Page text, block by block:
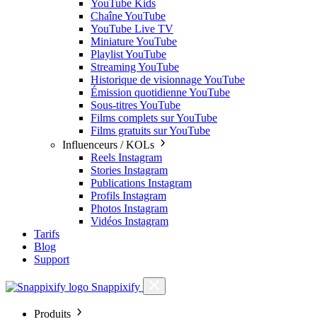
YouTube Kids
Chaîne YouTube
YouTube Live TV
Miniature YouTube
Playlist YouTube
Streaming YouTube
Historique de visionnage YouTube
Émission quotidienne YouTube
Sous-titres YouTube
Films complets sur YouTube
Films gratuits sur YouTube
Influenceurs / KOLs
Reels Instagram
Stories Instagram
Publications Instagram
Profils Instagram
Photos Instagram
Vidéos Instagram
Tarifs
Blog
Support
Snappixify
Produits